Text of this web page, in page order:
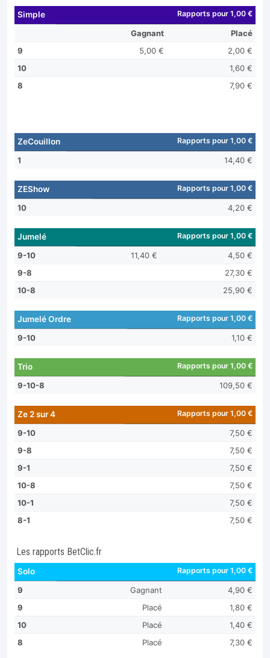
Simple Rapports pour 1,00 €
Gagnant
Placé
9
5,00 €
2,00 €
10
1,60 €
8
7,90 €
ZeCouillon Rapports pour 1,00 €
1 14,40 €
ZEShow Rapports pour 1,00 €
10 4,20 €
Jumelé Rapports pour 1,00 €
9-10 11,40 €
4,50 €
9-8
27,30 €
10-8
25,90 €
Jumelé Ordre Rapports pour 1,00 €
9-10 1,10 €
Trio Rapports pour 1,00 €
9-10-8 109,50 €
Ze 2 sur 4 Rapports pour 1,00 €
9-10
7,50 €
9-8
7,50 €
9-1
7,50 €
10-8
7,50 €
10-1
7,50 €
8-1
7,50 €
Les rapports BetClic.fr
Solo Rapports pour 1,00 €
9 Gagnant
4,90 €
9
Placé
1,80 €
10
Placé
1,40 €
8
Placé 7,30 €